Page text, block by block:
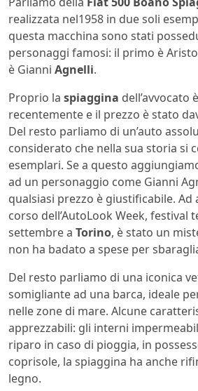
realizzata nel1958 in due soli
questa macchina sono stati
personaggi famosi: il primo è
è Gianni Agnelli.
Proprio la spiaggina dell’avvocato
recentemente e il prezzo è stato
Del resto parliamo di un’auto
considerato che nella sua storia si
esemplari. Se a questo
ad un personaggio come Gianni
qualsiasi prezzo è giustificabile. Ad
corso dell’AutoLook Week, festival
settembre a Torino, è stato un
non ha badato a spese per
Del resto parliamo di una iconica
somigliante ad una barca, ideale
nelle zone di mare. Alcune
apprezzabili: gli interni
riparo in caso di pioggia, in
coprisole, la spiaggina ha anche
legno.